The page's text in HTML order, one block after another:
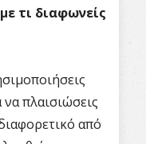
τι διαφωνείς
πλαισιώσεις
από